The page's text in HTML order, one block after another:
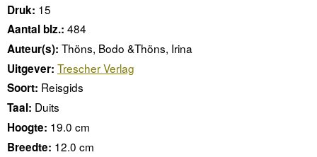
Druk: 15
Aantal blz.: 484
Auteur(s): Thöns, Bodo &Thöns, Irina
Uitgever: Trescher Verlag
Soort: Reisgids
Taal: Duits
Hoogte: 19.0 cm
Breedte: 12.0 cm